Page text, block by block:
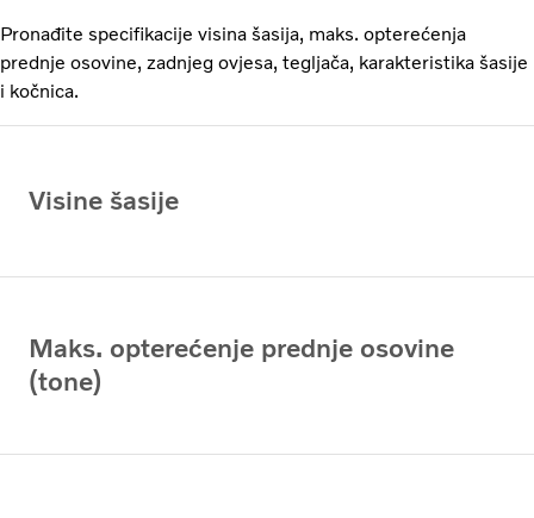
Pronađite specifikacije visina šasija, maks. opterećenja
prednje osovine, zadnjeg ovjesa, tegljača, karakteristika šasije
i kočnica.
Visine šasije
Maks. opterećenje prednje osovine
(tone)